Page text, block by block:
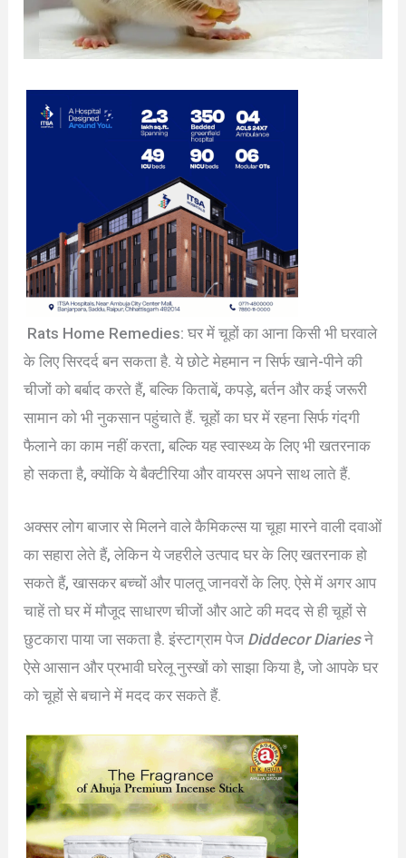
Rats Home Remedies: घर में चूहों का आना किसी भी घरवाले
के लिए सिरदर्द बन सकता है. ये छोटे मेहमान न सिर्फ खाने-पीने की
चीजों को बर्बाद करते हैं, बल्कि किताबें, कपड़े, बर्तन और कई जरूरी
सामान को भी नुकसान पहुंचाते हैं. चूहों का घर में रहना सिर्फ गंदगी
फैलाने का काम नहीं करता, बल्कि यह स्वास्थ्य के लिए भी खतरनाक
हो सकता है, क्योंकि ये बैक्टीरिया और वायरस अपने साथ लाते हैं.
अक्सर लोग बाजार से मिलने वाले कैमिकल्स या चूहा मारने वाली दवाओं
का सहारा लेते हैं, लेकिन ये जहरीले उत्पाद घर के लिए खतरनाक हो
सकते हैं, खासकर बच्चों और पालतू जानवरों के लिए. ऐसे में अगर आप
चाहें तो घर में मौजूद साधारण चीजों और आटे की मदद से ही चूहों से
छुटकारा पाया जा सकता है. इंस्टाग्राम पेज Diddecor Diariesने
ऐसे आसान और प्रभावी घरेलू नुस्खों को साझा किया है, जो आपके घर
को चूहों से बचाने में मदद कर सकते हैं.